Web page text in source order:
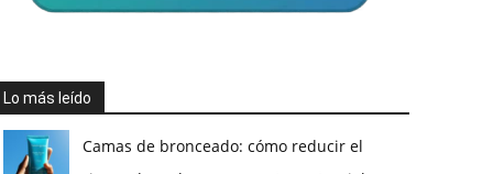
Lo más leído
Camas de bronceado: cómo reducir el